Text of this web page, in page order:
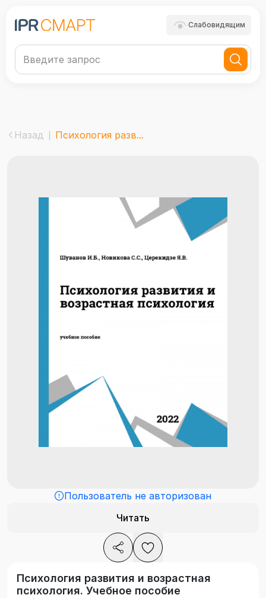
Слабовидящим
Назад Психология разв...
Пользователь не авторизован
Читать
Психология развития и возрастная
психология. Учебное пособие